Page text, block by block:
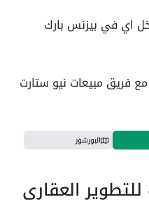
اي في بيزنس بارك
فريق مبيعات نيو ستارت
البورشور
العقاري